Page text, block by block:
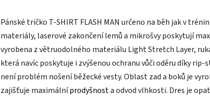
Pánské tričko T-SHIRT FLASH MAN určeno na běh jak v
materiály, laserové zakončení lemů a mikrošvy poskytují
vyrobena z větruodolného materiálu Light Stretch Layer,
která navíc poskytuje i zvýšenou ochranu vůči oděru díky
není problém nošení běžecké vesty. Oblast zad a boků je
zajišťuje maximálníprodyšnosta odvod vlhkosti. Dres je